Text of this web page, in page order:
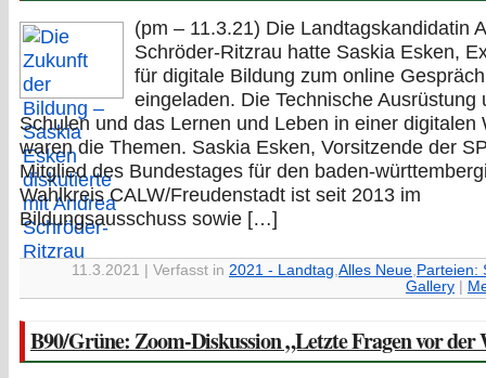
(pm – 11.3.21) Die Landtagskandidatin
Schröder-Ritzrau hatte Saskia Esken,
für digitale Bildung zum online Gespräch
eingeladen. Die Technische Ausrüstung
Schulen und das Lernen und Leben in einer digitalen
waren die Themen. Saskia Esken, Vorsitzende der
Mitglied des Bundestages für den baden-
Wahlkreis CALW/Freudenstadt ist seit 2013 im
Bildungsausschuss sowie […]
11.3.2021 | Verfasst in 2021 - Landtag Alles Neue Parteien:
Gallery |
B90/Grüne: Zoom-Diskussion „Letzte Fragen vor der